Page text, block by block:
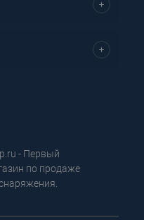
- Первый
по продаже